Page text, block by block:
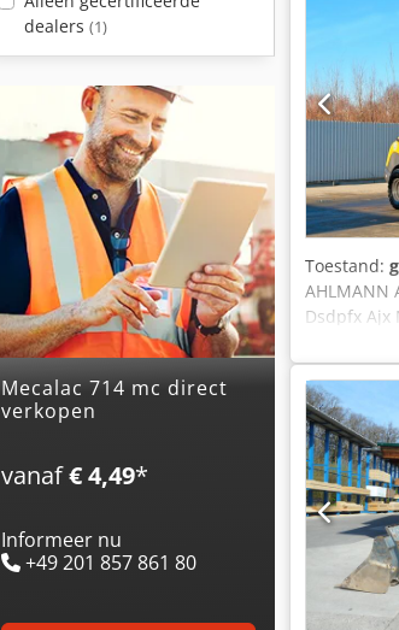
dealers (1)
mecalac 714 mc direct
verkopen
vanaf€ 4,49*
Informeer nu
+49 201 857 861 80
Toestand:
AHLMANN
Dsdpfx Ajx
regelen